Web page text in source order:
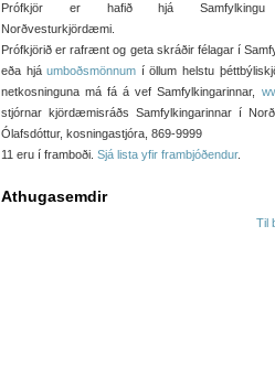
Prófkjör er hafið hjá
Norðvesturkjördæmi.
Prófkjörið er rafrænt og geta skráðir félagar í
eða hjáumboðsmönnum í öllum helstu
netkosninguna má fá á vef Samfylkingarinnar,
stjórnar kjördæmisráðs Samfylkingarinnar í
Ólafsdóttur, kosningastjóra, 869-9999
11 eru í framboði. Sjá lista yfir frambjóðendur.
Athugasemdir
Til